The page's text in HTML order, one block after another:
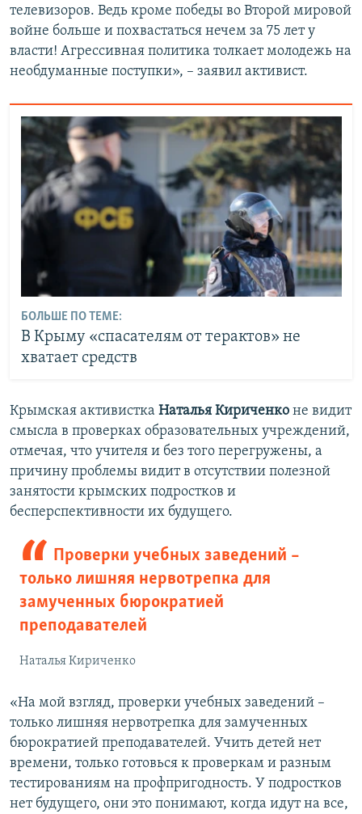
телевизоров. Ведь кроме победы во Второй мировой
войне больше и похвастаться нечем за 75 лет у
власти! Агрессивная политика толкает молодежь на
необдуманные поступки», – заявил активист.
БОЛЬШЕ ПО ТЕМЕ:
В Крыму «спасателям от терактов» не
хватает средств
Крымская активистка Наталья Кириченко не видит
смысла в проверках образовательных учреждений,
отмечая, что учителя и без того перегружены, а
причину проблемы видит в отсутствии полезной
занятости крымских подростков и
бесперспективности их будущего.
Проверки учебных заведений –
только лишняя нервотрепка для
замученных бюрократией
преподавателей
Наталья Кириченко
«На мой взгляд, проверки учебных заведений –
только лишняя нервотрепка для замученных
бюрократией преподавателей. Учить детей нет
времени, только готовься к проверкам и разным
тестированиям на профпригодность. У подростков
нет будущего, они это понимают, когда идут на все,